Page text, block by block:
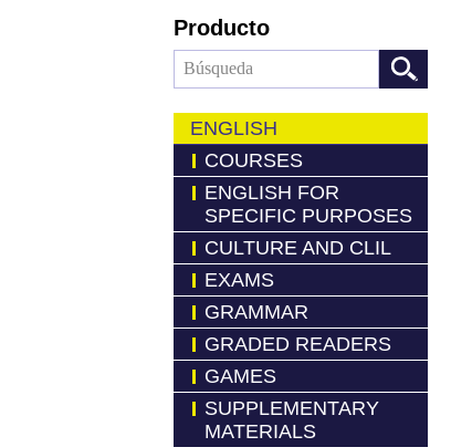
Producto
ENGLISH
COURSES
ENGLISH FOR
SPECIFIC PURPOSES
CULTURE AND CLIL
EXAMS
GRAMMAR
GRADED READERS
GAMES
SUPPLEMENTARY
MATERIALS